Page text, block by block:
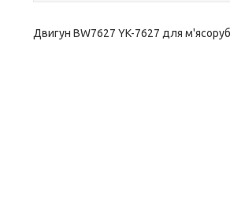
Двигун BW7627 YK-7627 для